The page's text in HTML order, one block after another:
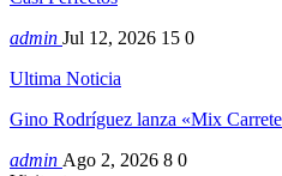
admin Jul 12, 2026 15 0
Ultima Noticia
Gino Rodríguez lanza «Mix
admin Ago 2, 2026 8 0